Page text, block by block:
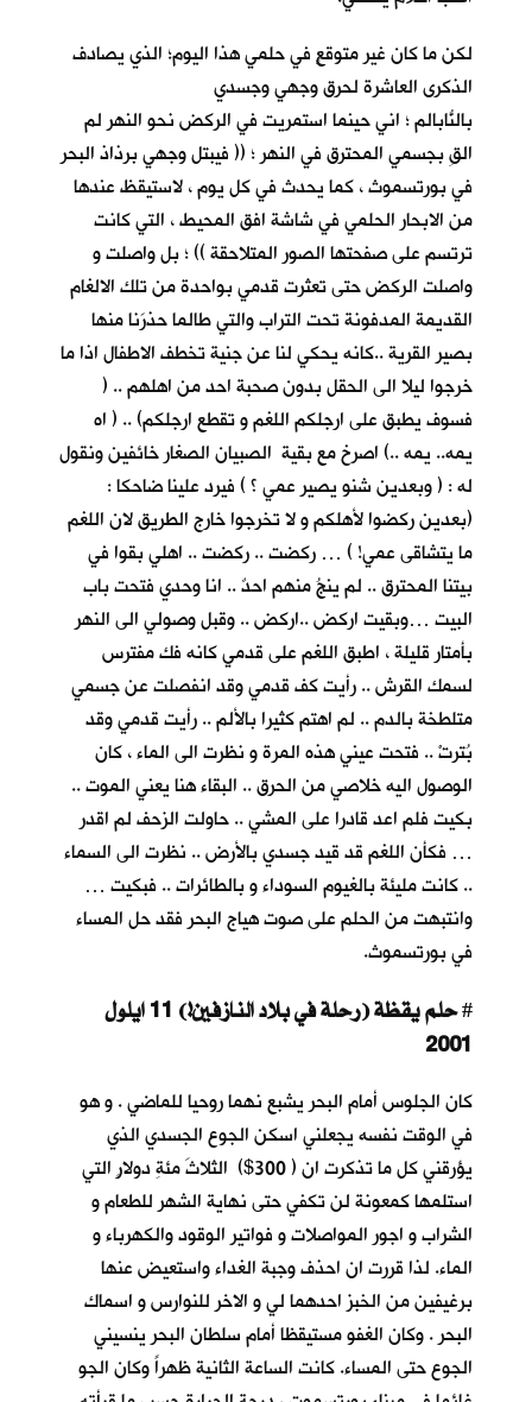
لكن ما كان غير متوقعٍ في حلمي هذا اليوم؛ الذي يصادف
الذكرى العاشرة لحرق وجهي وجسدي
بالنّابالم ؛ اني حينما استمريتُ في الركض نحو النهر لم
القِ بجسمي المحترق في النهر ؛ (( فيبتل وجهي برذاذ البحر
في بورتسموث ، كما يحدث في كل يوم ، لاستيقظ عندها
من الابحار الحلمي في شاشة افق المحيط ، التي كانت
ترتسم على صفحتها الصور المتلاحقة )) ؛ بل واصلت و
واصلت الركض حتى تعثرت قدمي بواحدة من تلك الالغام
القديمة المدفونة تحت التراب والتي طالما حذرَنا منها
بصير القرية ..كانه يحكي لنا عن جنية تخطف الاطفال اذا ما
خرجوا ليلا الى الحقل بدون صحبة احد من اهلهم .. (
فسوف يطبق على ارجلكم اللغم و تقطع ارجلكم) .. ( اه
يمه.. يمه ..) اصرخ مع بقية الصبيان الصغار خائفين ونقول
له : ( وبعدين شنو يصير عمي ؟ ) فيرد علينا ضاحكا :
(بعدين ركضوا لأهلكم و لا تخرجوا خارج الطريق لان اللغم
ما يتشاقى عمي! ) … ركضت .. ركضت .. اهلي بقوا في
بيتنا المحترق .. لم ينجُ منهم احدٌ .. انا وحدي فتحت باب
البيت …وبقيت اركض ..اركض .. وقبل وصولي الى النهر
بأمتار قليلة ، اطبق اللغم على قدمي كانه فك مفترس
لسمك القرش .. رأيت كف قدمي وقد انفصلت عن جسمي
متلطخة بالدم .. لم اهتم كثيرا بالألم .. رأيت قدمي وقد
بُترتْ .. فتحت عيني هذه المرة و نظرت الى الماء ، كان
الوصول اليه خلاصي من الحرق .. البقاء هنا يعني الموت ..
بكيت فلم اعد قادرا على المشي .. حاولت الزحف لم اقدر
… فكأن اللغم قد قيد جسدي بالأرض .. نظرت الى السماء
.. كانت مليئة بالغيوم السوداء و بالطائرات .. فبكيت …
وانتبهت من الحلم على صوت هياج البحر فقد حل المساء
في بورتسموث.
# حلم يقظة (رحلة في بلاد النازفين!) 11 ايلول
2001
كان الجلوس أمام البحر يشبع نهما روحيا للماضي . و هو
في الوقت نفسه يجعلني اسكن الجوع الجسدي الذي
يؤرقني كل ما تذكرت ان ( 300$) الثلاثَ مئةِ دولارٍ التي
استلمها كمعونة لن تكفي حتى نهاية الشهر للطعام و
الشراب و اجور المواصلات و فواتير الوقود والكهرباء و
الماء. لذا قررت ان احذف وجبة الغداء واستعيض عنها
برغيفين من الخبز احدهما لي و الاخر للنوارس و اسماك
البحر . وكان الغفو مستيقظا أمام سلطان البحر ينسيني
الجوع حتى المساء. كانت الساعة الثانية ظهراً وكان الجو